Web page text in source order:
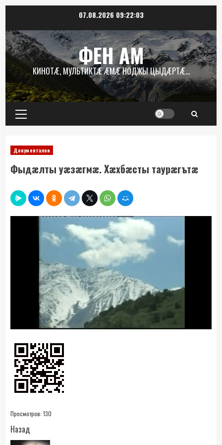
содержимому
07.08.2026 09:22:03
ФЕН АМ
КИНОТÆ, МУЛЬТИКТÆ ÆМÆ НОДЖЫ ЦЫДÆРТÆ…
Основное
меню
Документалон
Фыдæлты уæзæгмæ. Хæхбæсты таурæгътæ
0:22 - 16:57
Просмотров: 130
Продолжить
Назад